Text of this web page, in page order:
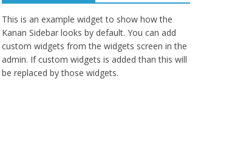
This is an example widget to show how the
Kanan Sidebar looks by default. You can add
custom widgets from the widgets screen in the
admin. If custom widgets is added than this will
be replaced by those widgets.